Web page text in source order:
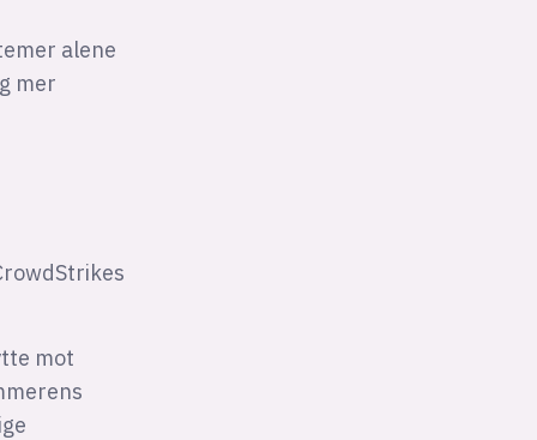
alene
mer
mot